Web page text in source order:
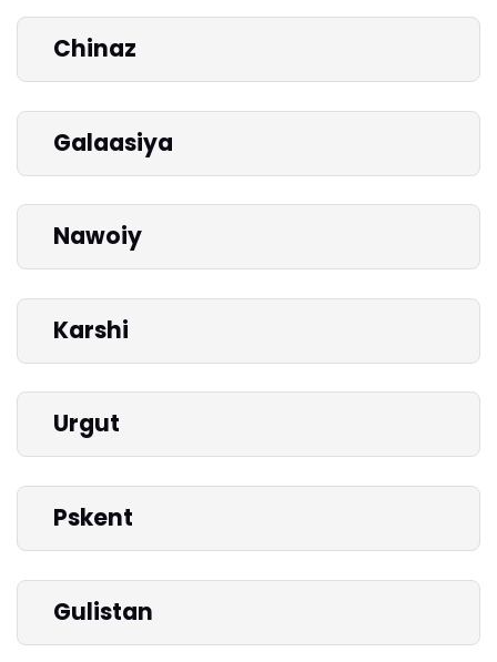
Chinaz
Galaasiya
Nawoiy
Karshi
Urgut
Pskent
Gulistan